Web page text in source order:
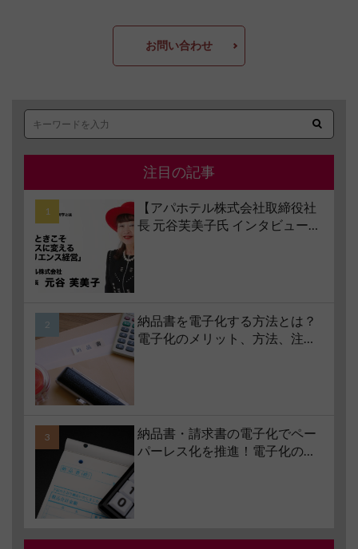
お問い合わせ
注目の記事
【アパホテル株式会社取締役社
長 元谷芙美子氏 インタビュー】
納品書を電子化する方法とは？
電子化のメリット、方法、注意
納品書・請求書の電子化でペー
パーレス化を推進！電子化の要